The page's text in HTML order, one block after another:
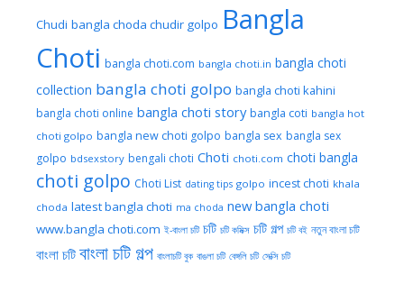
Chudi bangla choda chudir golpo Bangla
Choti bangla choti.com bangla choti.in bangla choti
collection bangla choti golpo bangla choti kahini
bangla choti online bangla choti story bangla coti bangla hot
choti golpo bangla new choti golpo bangla sex bangla sex
golpo bdsexstory bengali choti Choti choti.com choti bangla
choti golpo Choti List dating tips golpo incest choti khala
choda latest bangla choti ma choda new bangla choti
www.bangla choti.com ই-বাংলা চটি চটি চটি কমিক্স চটি গল্প চটি বই নতুন বাংলা চটি
বাংলা চটি বাংলা চটি গল্প বাংলাচটি বুক বাঙলা চটি বেঙ্গলি চটি সেক্সি চটি